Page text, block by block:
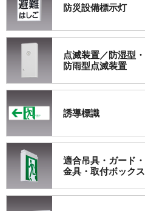
防災設備標示灯
点滅装置／防湿型・
防雨型点滅装置
誘導標識
適合吊具・ガード・
金具・取付ボックス